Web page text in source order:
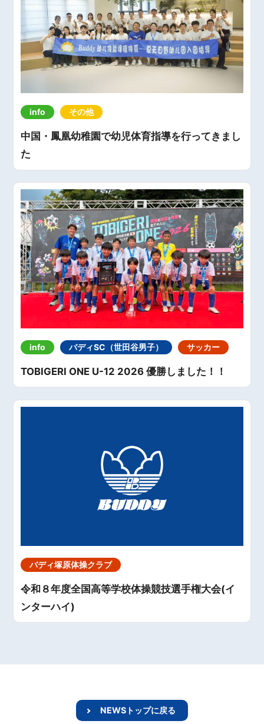
info その他
中国・鳳凰幼稚園で幼児体育指導を行ってきまし
た
info バディSC（世田谷男子） サッカー
TOBIGERI ONE U-12 2026 優勝しました！！
バディ塚原体操クラブ
令和８年度全国高等学校体操競技選手権大会(イ
ンターハイ)
NEWSトップに戻る